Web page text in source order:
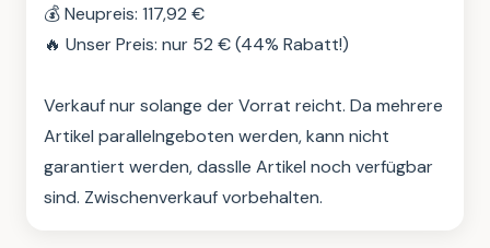
💰 Neupreis: 117,92 €
🔥 Unser Preis: nur 52 € (44% Rabatt!)
Verkauf nur solange der Vorrat reicht. Da mehrere
Artikel parallelngeboten werden, kann nicht
garantiert werden, dasslle Artikel noch verfügbar
sind. Zwischenverkauf vorbehalten.